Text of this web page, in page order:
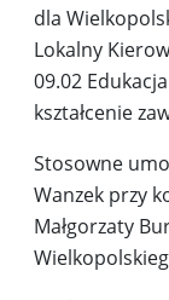
dla
Lokalny
09.02
kształcenie
Stosowne
Wanzek przy
Małgorzaty